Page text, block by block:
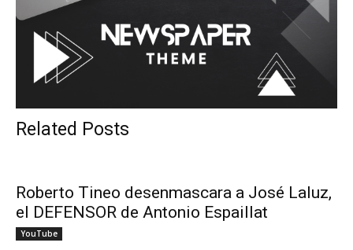
Related Posts
Roberto Tineo desenmascara a José Laluz,
el DEFENSOR de Antonio Espaillat
YouTube